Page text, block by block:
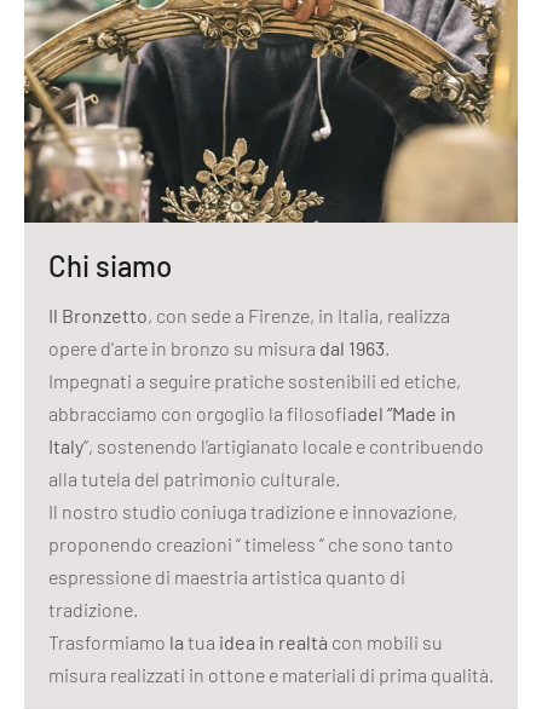
Chi siamo
Il Bronzetto, con sede a Firenze, in Italia, realizza
opere d'arte in bronzo su misura dal 1963.
Impegnati a seguire pratiche sostenibili ed etiche,
abbracciamo con orgoglio la filosofiadel “Made in
Italy”, sostenendo l’artigianato locale e contribuendo
alla tutela del patrimonio culturale.
Il nostro studio coniuga tradizione e innovazione,
proponendo creazioni “ timeless ” che sono tanto
espressione di maestria artistica quanto di
tradizione.
Trasformiamo la tua idea in realtà con mobili su
misura realizzati in ottone e materiali di prima qualità.